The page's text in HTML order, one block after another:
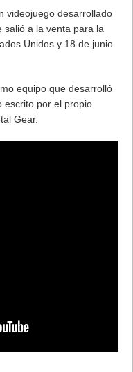
videojuego desarrollado
salió a la venta para la
Unidos y 18 de junio
equipo que desarrolló
escrito por el propio
Gear.